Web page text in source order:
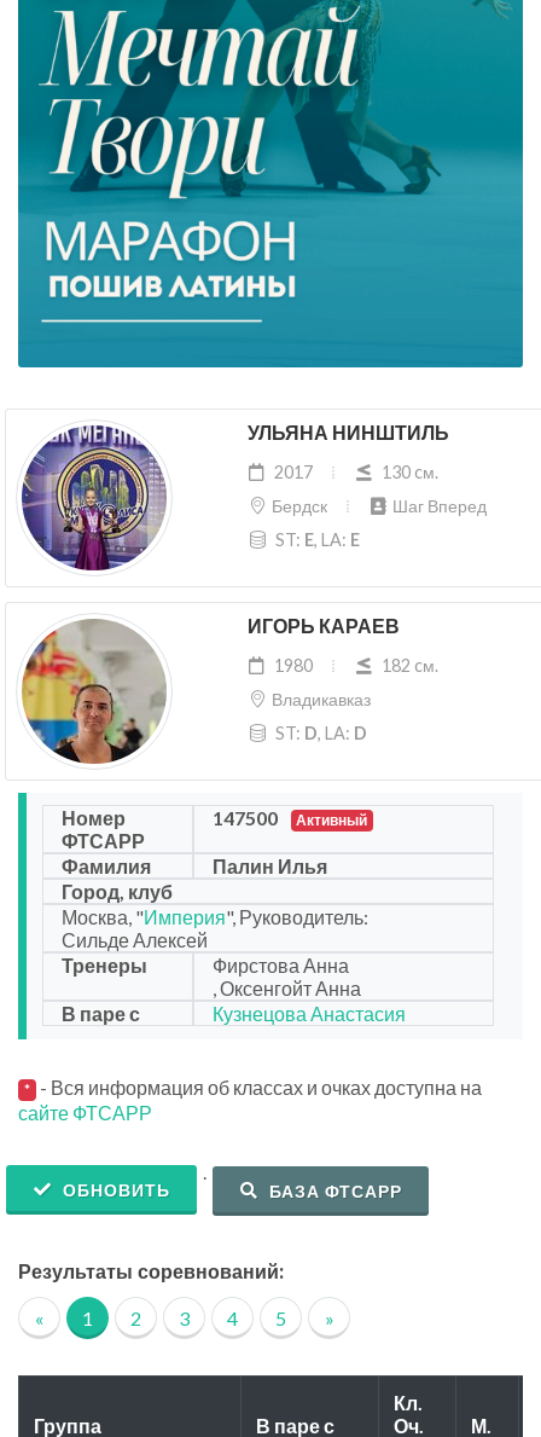
УЛЬЯНА НИНШТИЛЬ
2017
130 cм.
Бердск
Шаг Вперед
ST: E, LA: E
ИГОРЬ КАРАЕВ
1980
182 cм.
Владикавказ
ST: D, LA: D
Номер
ФТСАРР
147500 Активный
Фамилия
Палин Илья
Город, клуб
Москва, "Империя", Руководитель:
Сильде Алексей
Тренеры
Фирстова Анна
, Оксенгойт Анна
В паре с
Кузнецова Анастасия
* - Вся информация об классах и очках доступна на
сайте ФТСАРР
ОБНОВИТЬ
.
БАЗА ФТСАРР
Результаты соревнований:
« 1 2 3 4 5 »
Группа В паре с
Кл.
Оч.
М.